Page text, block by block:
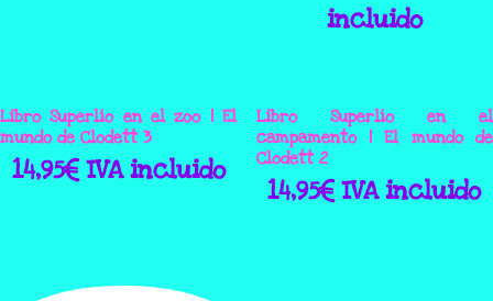
precio
era:
29,95€.
es:
incluido
Libro Superlío en el zoo | El
mundo de Clodett 3
14,95€ IVA incluido
Libro Superlío en el
campamento | El mundo de
Clodett 2
14,95€ IVA incluido